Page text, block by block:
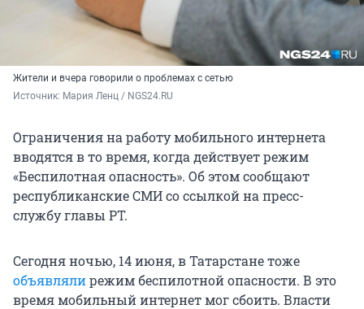
Жители и вчера говорили о проблемах с сетью
Источник: Мария Ленц / NGS24.RU
Ограничения на работу мобильного интернета
вводятся в то время, когда действует режим
«Беспилотная опасность». Об этом сообщают
республиканские СМИ со ссылкой на пресс-
службу главы РТ.
Сегодня ночью, 14 июня, в Татарстане тоже
объявлялирежим беспилотной опасности. В это
время мобильный интернет мог сбоить. Власти